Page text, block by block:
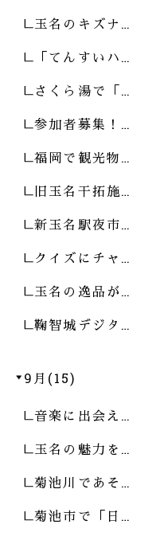
玉名のキズナ…
「てんすいハ…
さくら湯で「…
参加者募集！…
福岡で観光物…
旧玉名干拓施…
新玉名駅夜市…
クイズにチャ…
玉名の逸品が…
鞠智城デジタ…
9月(15)
音楽に出会え…
玉名の魅力を…
菊池川であそ…
菊池市で「日…